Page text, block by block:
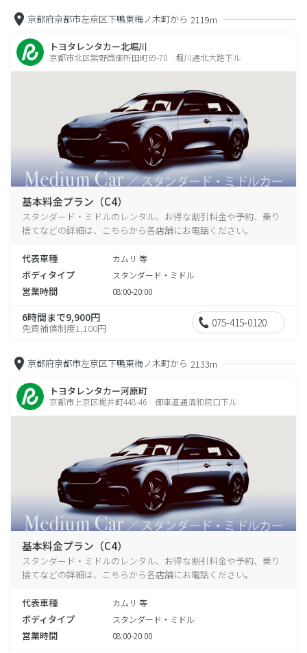
京都府京都市左京区下鴨東梅ノ木町から 2119m
トヨタレンタカー北堀川
京都市北区紫野西御所田町69-70 堀川通北大路下ル
基本料金プラン（C4）
スタンダード・ミドルのレンタル、お得な割引料金や予約、乗り
捨てなどの詳細は、こちらから各店舗にお電話ください。
代表車種 カムリ 等
ボディタイプ スタンダード・ミドル
営業時間 08:00-20:00
6時間まで9,900円
免責補償制度1,100円 075-415-0120
京都府京都市左京区下鴨東梅ノ木町から 2133m
トヨタレンタカー河原町
京都市上京区梶井町448-46 御車道通清和院口下ル
基本料金プラン（C4）
スタンダード・ミドルのレンタル、お得な割引料金や予約、乗り
捨てなどの詳細は、こちらから各店舗にお電話ください。
代表車種 カムリ 等
ボディタイプ スタンダード・ミドル
営業時間 08:00-20:00